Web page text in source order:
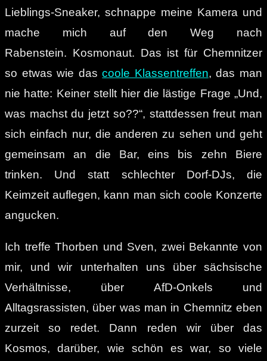
Lieblings-Sneaker, schnappe meine Kamera und
mache mich auf den Weg nach
Rabenstein. Kosmonaut. Das ist für Chemnitzer
so etwas wie dascoole Klassentreffen, das man
nie hatte: Keiner stellt hier die lästige Frage „Und,
was machst du jetzt so??“, stattdessen freut man
sich einfach nur, die anderen zu sehen und geht
gemeinsam an die Bar, eins bis zehn Biere
trinken. Und statt schlechter Dorf-DJs, die
Keimzeit auflegen, kann man sich coole Konzerte
angucken.
Ich treffe Thorben und Sven, zwei Bekannte von
mir, und wir unterhalten uns über sächsische
Verhältnisse, über AfD-Onkels und
Alltagsrassisten, über was man in Chemnitz eben
zurzeit so redet. Dann reden wir über das
Kosmos, darüber, wie schön es war, so viele